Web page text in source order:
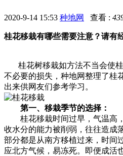
2020-9-14 15:53 种地网 查看 :
桂花移栽有哪些需要注意？请有
桂花树移栽如方法不当会使桂
不必要的损失，种地网整理了桂
出来供网友们参考学习。
第一、移栽季节的选择：
桂花移栽时间过早，气温高
收水分的能力被削弱，往往造成
部分都是从南方移植过来，时间
应北方气候，易冻死。即便成活